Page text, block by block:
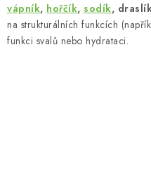
vápník, hořčík, sodík,
na strukturálních funkcích
funkci svalů nebo hydrataci.